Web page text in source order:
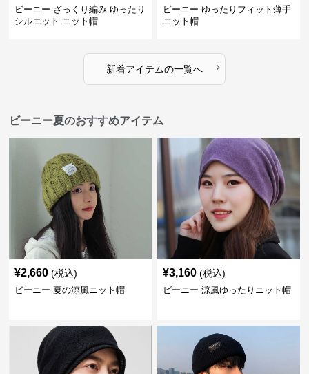
ビーニー ざっくり編み ゆったり
シルエット ニット帽
ビーニー ゆったりフィット薄手
ニット帽
新着アイテムの一覧へ ›
ビーニー夏のおすすめアイテム
¥2,660 (税込)
ビーニー 夏の涼風ニット帽
¥3,160 (税込)
ビーニー 涼風ゆったりニット帽